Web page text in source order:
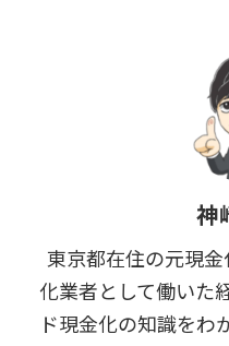
神
東京都在住の元現
化業者として働いた
ド現金化の知識をわ